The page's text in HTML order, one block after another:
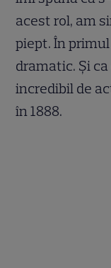
acest rol, am
piept. În
dramatic. Și
incredibil de
în 1888.